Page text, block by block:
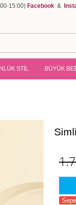
15:00) Facebook &
STİL BÜYÜK